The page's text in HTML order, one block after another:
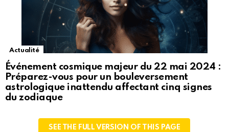
Actualité
Événement cosmique majeur du 22 mai 2024 :
Préparez-vous pour un bouleversement
astrologique inattendu affectant cinq signes
du zodiaque
SEE THE FULL VERSION OF THIS PAGE